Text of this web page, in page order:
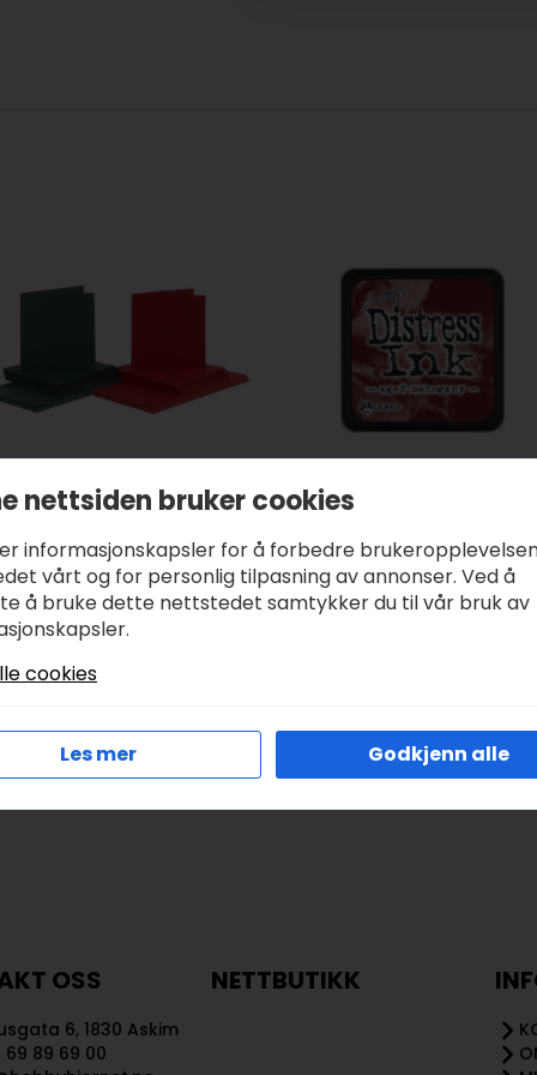
og konvolutter
grønn 50stk
149,00
Legg I Handlekurv
Distress mini ink
mahogany
kr58,00
OSS
6, 1830 Askim
89 69 00
NETTBUTIKK
nettsiden bruker cookies
informasjonskapsler for å forbedre
vårt og for personlig tilpasning av annonser. Ved å
å bruke dette nettstedet samtykker du til vår bruk av
cookies
Les mer Godkjenn alle